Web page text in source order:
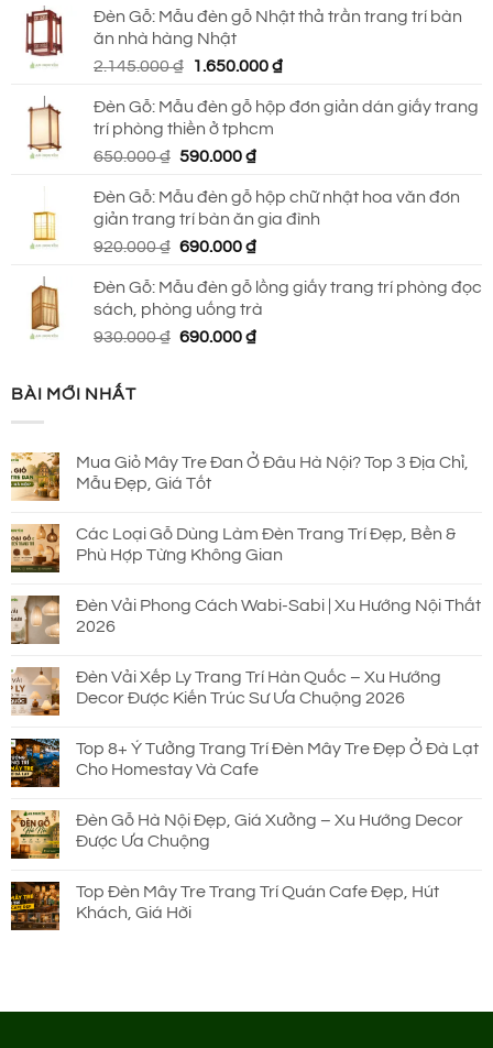
là:
2.790.000 ₫.
tại
2.150.000 ₫.
Đèn Gỗ: Mẫu đèn gỗ Nhật thả trần trang trí bàn
ăn nhà hàng Nhật
2.145.000₫
Giá
là:
2.145.000 ₫.
1.650.000₫Giá
tại
Đèn Gỗ: Mẫu đèn gỗ hộp đơn giản dán giấy trang
trí phòng thiền ở tphcm
650.000₫ Giá
là:
650.000 ₫.
590.000₫Giá
tại
là:
590.000 ₫.
Đèn Gỗ: Mẫu đèn gỗ hộp chữ nhật hoa văn đơn
giản trang trí bàn ăn gia đình
920.000₫ Giá
là:
920.000 ₫.
690.000₫Giá
tại
là:
690.000 ₫.
Đèn Gỗ: Mẫu đèn gỗ lồng giấy trang trí phòng đọc
sách, phòng uống trà
930.000₫ Giá
690.000₫Giá
BÀI MỚI NHẤT
Mua Giỏ Mây Tre Đan Ở Đâu Hà Nội? Top 3 Địa Chỉ,
Mẫu Đẹp, Giá Tốt
Các Loại Gỗ Dùng Làm Đèn Trang Trí Đẹp, Bền &
Phù Hợp Từng Không Gian
Đèn Vải Phong Cách Wabi-Sabi | Xu Hướng Nội Thất
2026
Đèn Vải Xếp Ly Trang Trí Hàn Quốc – Xu Hướng
Decor Được Kiến Trúc Sư Ưa Chuộng 2026
Top 8+ Ý Tưởng Trang Trí Đèn Mây Tre Đẹp Ở Đà Lạt
Cho Homestay Và Cafe
Đèn Gỗ Hà Nội Đẹp, Giá Xưởng – Xu Hướng Decor
Được Ưa Chuộng
Top Đèn Mây Tre Trang Trí Quán Cafe Đẹp, Hút
Khách, Giá Hời